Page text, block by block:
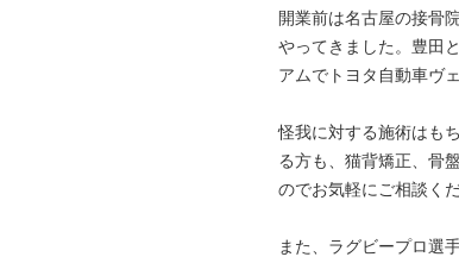
開業前は名古屋の接骨
やってきました。豊田
アムでトヨタ自動車ヴ
怪我に対する施術はも
る方も、猫背矯正、骨
のでお気軽にご相談くだ
また、ラグビープロ選